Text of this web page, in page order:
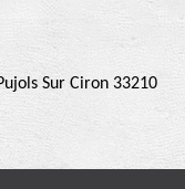
Sur Ciron 33210